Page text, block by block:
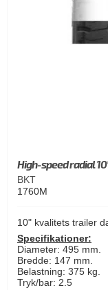
High-speed radial
BKT
1760M
10" kvalitets trailer
Specifikationer:
Diameter: 495 mm.
Bredde: 147 mm.
Belastning: 375 kg.
Tryk/bar: 2.5